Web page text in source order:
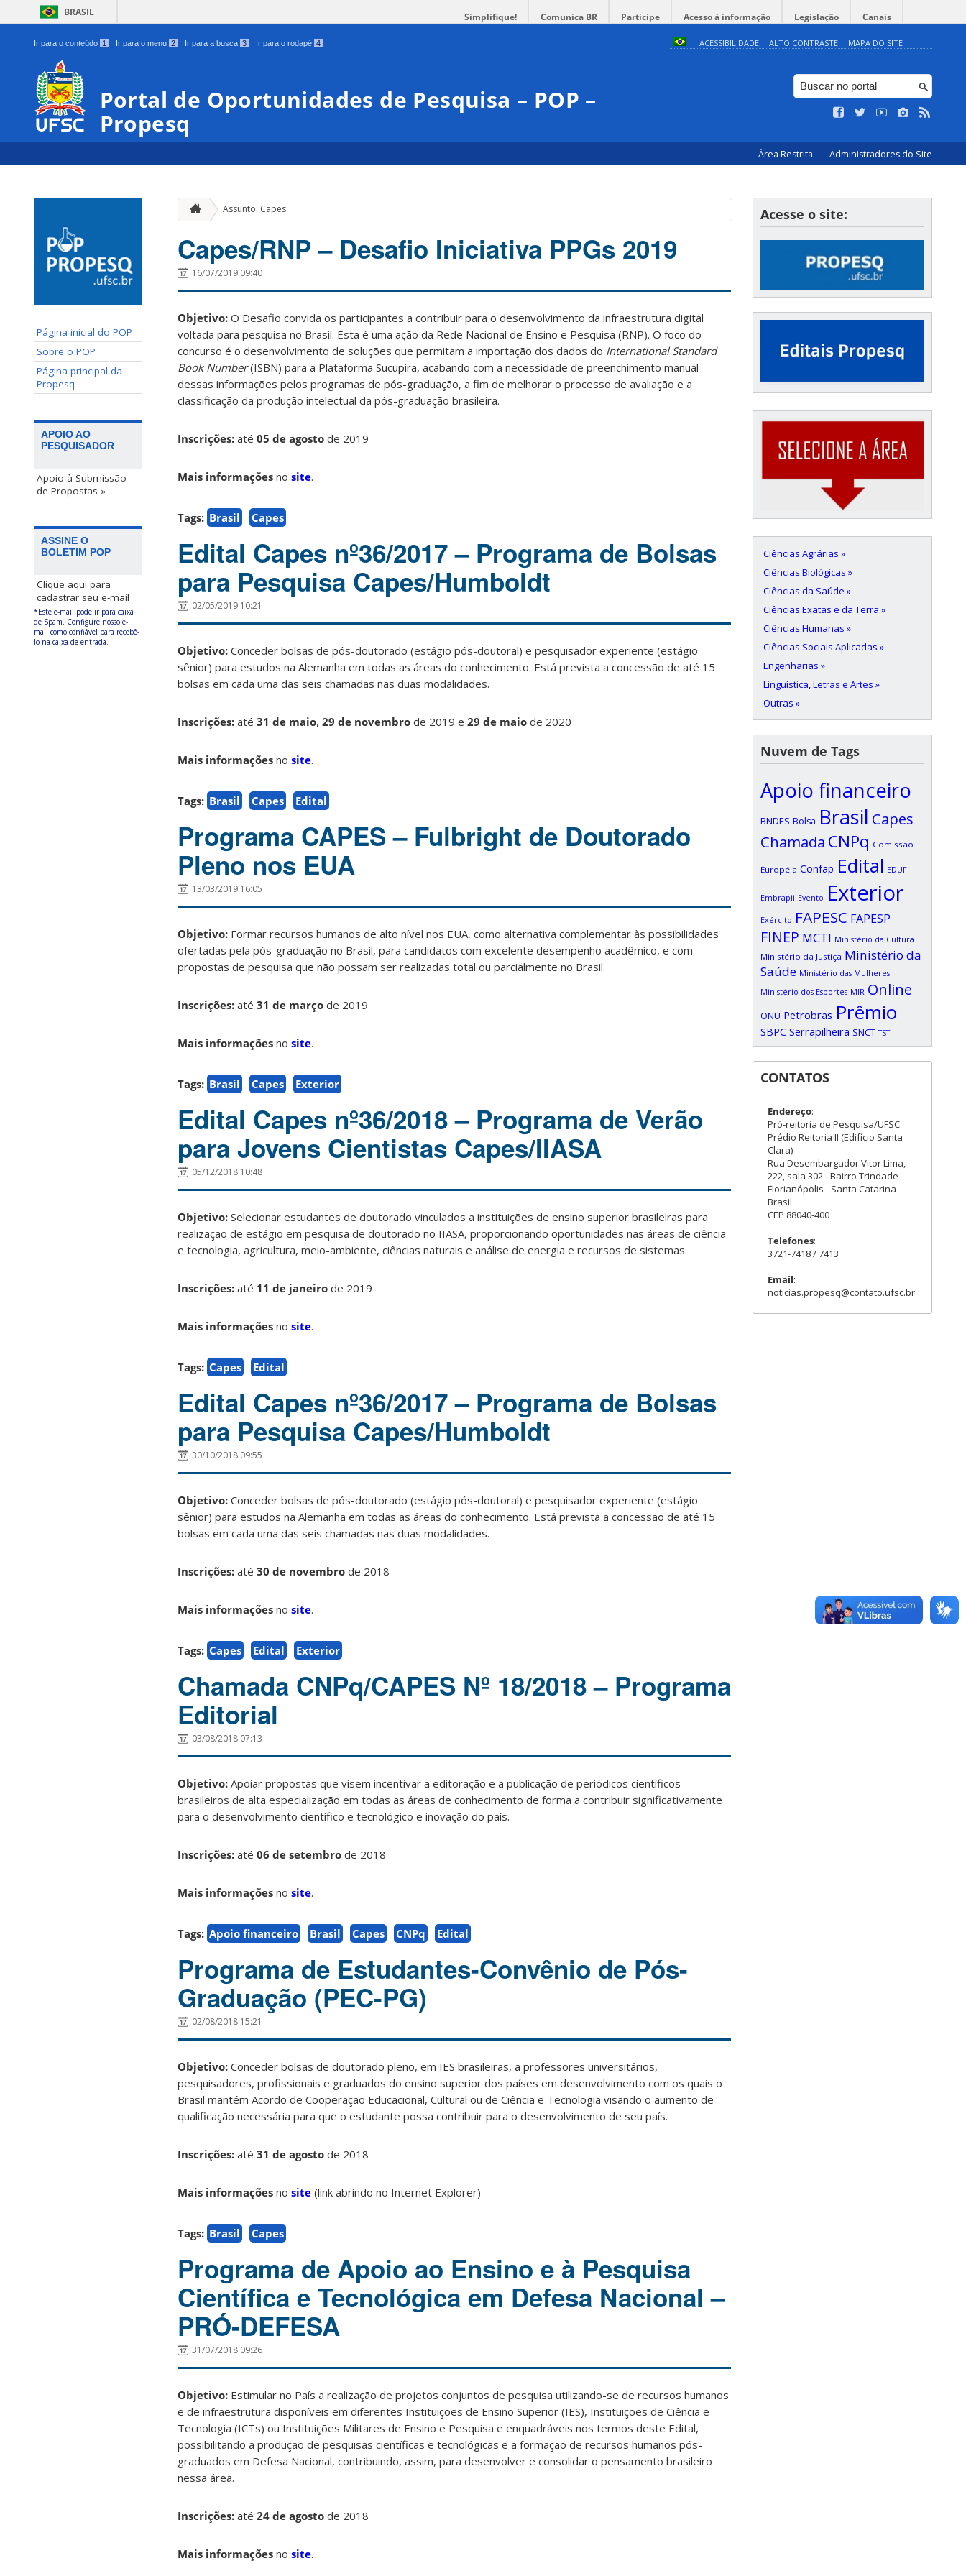
BRASIL Simplifique! Comunica BR Participe Acesso à informação Legislação Canais
Ir para o conteúdo 1 Ir para o menu 2 Ir para a busca 3 Ir para o rodapé 4 ACESSIBILIDADE ALTO CONTRASTE MAPA DO SITE
Portal de Oportunidades de Pesquisa – POP –
Propesq
Área Restrita Administradores do Site
Página inicial do POP
Sobre o POP
Página principal da
Propesq
APOIO AO
PESQUISADOR
Apoio à Submissão
de Propostas »
ASSINE O
BOLETIM POP
Clique aqui para
cadastrar seu e-mail
*Este e-mail pode ir para caixa
de Spam. Configure nosso e-
mail como confiável para recebê-
lo na caixa de entrada.
Assunto: Capes
Capes/RNP – Desafio Iniciativa PPGs 2019
16/07/2019 09:40
Objetivo: O Desafio convida os participantes a contribuir para o desenvolvimento da infraestrutura digital
voltada para pesquisa no Brasil. Esta é uma ação da Rede Nacional de Ensino e Pesquisa (RNP). O foco do
concurso é o desenvolvimento de soluções que permitam a importação dos dados do International Standard
Book Number(ISBN) para a Plataforma Sucupira, acabando com a necessidade de preenchimento manual
dessas informações pelos programas de pós-graduação, a fim de melhorar o processo de avaliação e a
classificação da produção intelectual da pós-graduação brasileira.
Inscrições: até 05 de agosto de 2019
Mais informações no site.
Tags: Brasil Capes
Edital Capes nº36/2017 – Programa de Bolsas
para Pesquisa Capes/Humboldt
02/05/2019 10:21
Objetivo: Conceder bolsas de pós-doutorado (estágio pós-doutoral) e pesquisador experiente (estágio
sênior) para estudos na Alemanha em todas as áreas do conhecimento. Está prevista a concessão de até 15
bolsas em cada uma das seis chamadas nas duas modalidades.
Inscrições: até 31 de maio, 29 de novembro de 2019 e 29 de maio de 2020
Mais informações no site.
Tags: Brasil Capes Edital
Programa CAPES – Fulbright de Doutorado
Pleno nos EUA
13/03/2019 16:05
Objetivo: Formar recursos humanos de alto nível nos EUA, como alternativa complementar às possibilidades
ofertadas pela pós-graduação no Brasil, para candidatos com excelente desempenho acadêmico, e com
propostas de pesquisa que não possam ser realizadas total ou parcialmente no Brasil.
Inscrições: até 31 de março de 2019
Mais informações no site.
Tags: Brasil Capes Exterior
Edital Capes nº36/2018 – Programa de Verão
para Jovens Cientistas Capes/IIASA
05/12/2018 10:48
Objetivo: Selecionar estudantes de doutorado vinculados a instituições de ensino superior brasileiras para
realização de estágio em pesquisa de doutorado no IIASA, proporcionando oportunidades nas áreas de ciência
e tecnologia, agricultura, meio-ambiente, ciências naturais e análise de energia e recursos de sistemas.
Inscrições: até 11 de janeiro de 2019
Mais informações no site.
Tags: Capes Edital
Edital Capes nº36/2017 – Programa de Bolsas
para Pesquisa Capes/Humboldt
30/10/2018 09:55
Objetivo: Conceder bolsas de pós-doutorado (estágio pós-doutoral) e pesquisador experiente (estágio
sênior) para estudos na Alemanha em todas as áreas do conhecimento. Está prevista a concessão de até 15
bolsas em cada uma das seis chamadas nas duas modalidades.
Inscrições: até 30 de novembro de 2018
Mais informações no site.
Tags: Capes Edital Exterior
Chamada CNPq/CAPES Nº 18/2018 – Programa
Editorial
03/08/2018 07:13
Objetivo: Apoiar propostas que visem incentivar a editoração e a publicação de periódicos científicos
brasileiros de alta especialização em todas as áreas de conhecimento de forma a contribuir significativamente
para o desenvolvimento científico e tecnológico e inovação do país.
Inscrições: até 06 de setembro de 2018
Mais informações no site.
Tags: Apoio financeiro Brasil Capes CNPq Edital
Programa de Estudantes-Convênio de Pós-
Graduação (PEC-PG)
02/08/2018 15:21
Objetivo: Conceder bolsas de doutorado pleno, em IES brasileiras, a professores universitários,
pesquisadores, profissionais e graduados do ensino superior dos países em desenvolvimento com os quais o
Brasil mantém Acordo de Cooperação Educacional, Cultural ou de Ciência e Tecnologia visando o aumento de
qualificação necessária para que o estudante possa contribuir para o desenvolvimento de seu país.
Inscrições: até 31 de agosto de 2018
Mais informações no site (link abrindo no Internet Explorer)
Tags: Brasil Capes
Programa de Apoio ao Ensino e à Pesquisa
Científica e Tecnológica em Defesa Nacional –
PRÓ-DEFESA
31/07/2018 09:26
Objetivo: Estimular no País a realização de projetos conjuntos de pesquisa utilizando-se de recursos humanos
e de infraestrutura disponíveis em diferentes Instituições de Ensino Superior (IES), Instituições de Ciência e
Tecnologia (ICTs) ou Instituições Militares de Ensino e Pesquisa e enquadráveis nos termos deste Edital,
possibilitando a produção de pesquisas científicas e tecnológicas e a formação de recursos humanos pós-
graduados em Defesa Nacional, contribuindo, assim, para desenvolver e consolidar o pensamento brasileiro
nessa área.
Inscrições: até 24 de agosto de 2018
Mais informações no site.
Acesse o site:
Ciências Agrárias »
Ciências Biológicas »
Ciências da Saúde »
Ciências Exatas e da Terra »
Ciências Humanas »
Ciências Sociais Aplicadas »
Engenharias »
Linguística, Letras e Artes »
Outras »
Nuvem de Tags
Apoio financeiro
BNDES Bolsa Brasil Capes
Chamada CNPq Comissão
Européia Confap Edital EDUFI
Embrapii Evento Exterior
Exército FAPESC FAPESP
FINEP MCTI Ministério da Cultura
Ministério da Justiça Ministério da
Saúde Ministério das Mulheres
Ministério dos Esportes MIR Online
ONU Petrobras Prêmio
SBPC Serrapilheira SNCT TST
CONTATOS
Endereço:
Pró-reitoria de Pesquisa/UFSC
Prédio Reitoria II (Edifício Santa
Clara)
Rua Desembargador Vitor Lima,
222, sala 302 - Bairro Trindade
Florianópolis - Santa Catarina -
Brasil
CEP 88040-400
Telefones:
3721-7418 / 7413
Email:
noticias.propesq@contato.ufsc.br